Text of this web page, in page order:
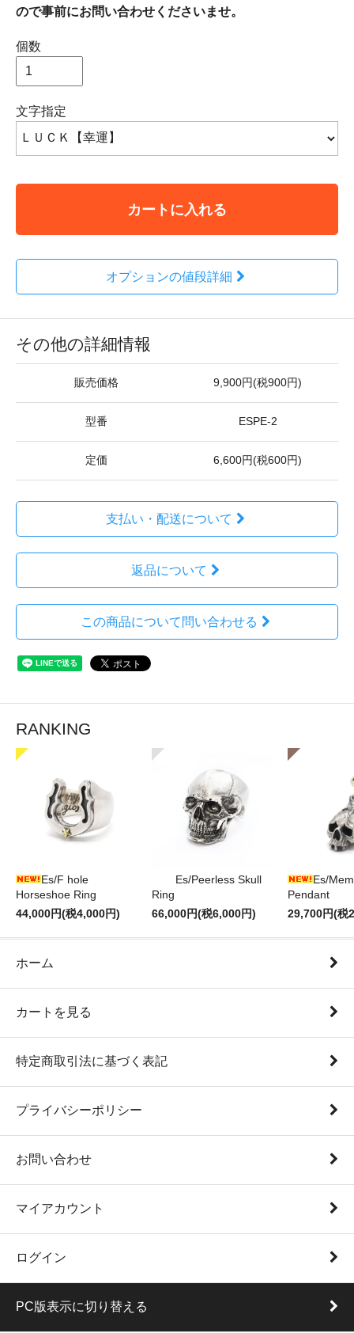
ので事前にお問い合わせくださいませ。
個数
文字指定
カートに入れる
オプションの値段詳細
その他の詳細情報
販売価格 9,900円(税900円)
型番 ESPE-2
定価 6,600円(税600円)
支払い・配送について
返品について
この商品について問い合わせる
RANKING
Es/F hole
Horseshoe Ring
44,000円(税4,000円)
Es/Peerless Skull
Ring
66,000円(税6,000円)
Es/
Pendant
29,700円(税
ホーム
カートを見る
特定商取引法に基づく表記
プライバシーポリシー
お問い合わせ
マイアカウント
ログイン
PC版表示に切り替える